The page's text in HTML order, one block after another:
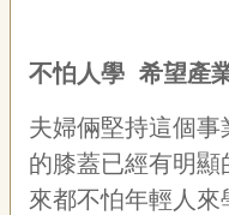
不怕人學 希望產
夫婦倆堅持這個
的膝蓋已經有明
來都不怕年輕人